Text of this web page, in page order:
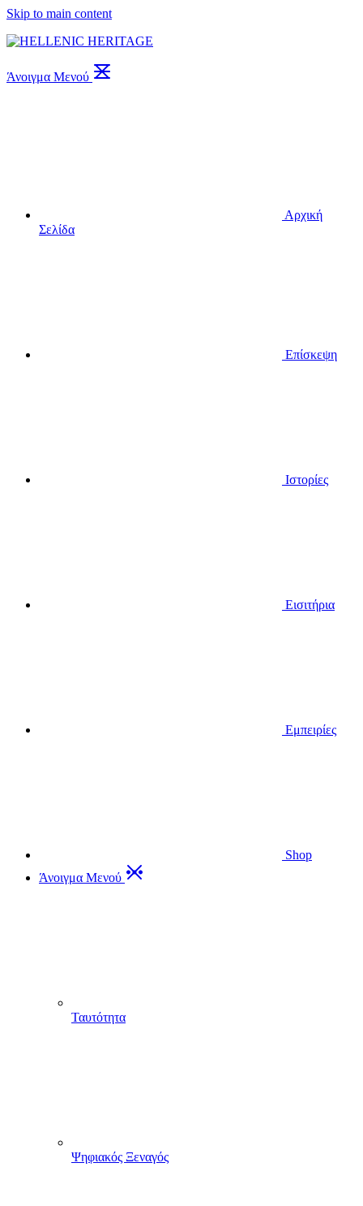
Skip to main content
Άνοιγμα Μενού
Αρχική
Σελίδα
Επίσκεψη
Ιστορίες
Εισιτήρια
Εμπειρίες
Shop
Άνοιγμα Μενού
Ταυτότητα
Ψηφιακός Ξεναγός